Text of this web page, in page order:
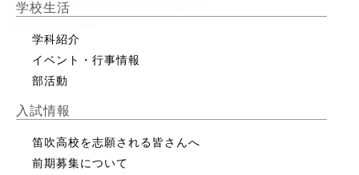
学校生活
学科紹介
イベント・行事情報
部活動
入試情報
笛吹高校を志願される皆さんへ
前期募集について